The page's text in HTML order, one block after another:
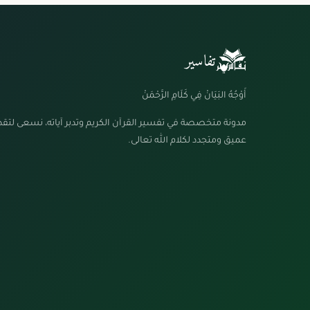
تفاسير
أَوْجُهُ البَيَانْ فِي كَلَامِ الرَّحْمَنْ
مدونة متخصصة في تفسير القرآن الكريم وتدبر آياته، نسعى
عميق ومتجدد لكلام الله تعالى.